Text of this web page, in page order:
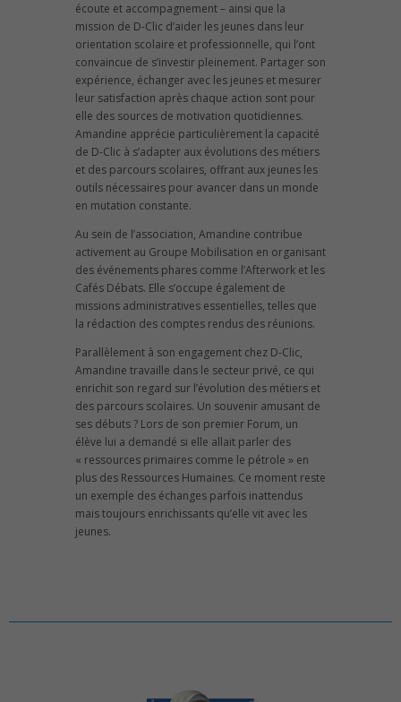
écoute et accompagnement – ainsi que la
mission de D-Clic d’aider les jeunes dans leur
orientation scolaire et professionnelle, qui l’ont
convaincue de s’investir pleinement. Partager son
expérience, échanger avec les jeunes et mesurer
leur satisfaction après chaque action sont pour
elle des sources de motivation quotidiennes.
Amandine apprécie particulièrement la capacité
de D-Clic à s’adapter aux évolutions des métiers
et des parcours scolaires, offrant aux jeunes les
outils nécessaires pour avancer dans un monde
en mutation constante.
Au sein de l’association, Amandine contribue
activement au Groupe Mobilisation en organisant
des événements phares comme l’Afterwork et les
Cafés Débats. Elle s’occupe également de
missions administratives essentielles, telles que
la rédaction des comptes rendus des réunions.
Parallèlement à son engagement chez D-Clic,
Amandine travaille dans le secteur privé, ce qui
enrichit son regard sur l’évolution des métiers et
des parcours scolaires. Un souvenir amusant de
ses débuts ? Lors de son premier Forum, un
élève lui a demandé si elle allait parler des
« ressources primaires comme le pétrole » en
plus des Ressources Humaines. Ce moment reste
un exemple des échanges parfois inattendus
mais toujours enrichissants qu’elle vit avec les
jeunes.